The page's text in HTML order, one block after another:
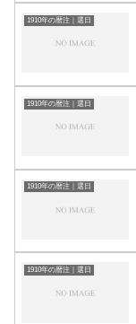
1910年の暦注｜選日
1910年の暦注｜選日
1910年の暦注｜選日
1910年の暦注｜選日